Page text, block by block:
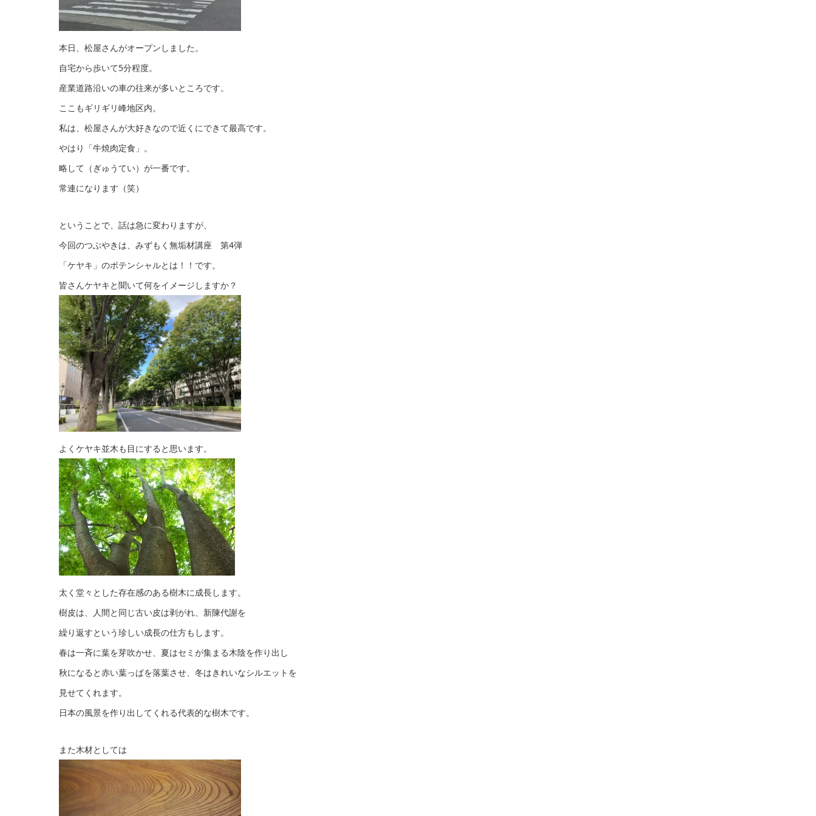
本日、松屋さんがオープンしました。
自宅から歩いて5分程度。
産業道路沿いの車の往来が多いところです。
ここもギリギリ峰地区内。
私は、松屋さんが大好きなので近くにできて最高です。
やはり「牛焼肉定食」。
略して（ぎゅうてい）が一番です。
常連になります（笑）
ということで、話は急に変わりますが、
今回のつぶやきは、みずもく無垢材講座 第4弾
「ケヤキ」のポテンシャルとは！！です。
皆さんケヤキと聞いて何をイメージしますか？
よくケヤキ並木も目にすると思います。
太く堂々とした存在感のある樹木に成長します。
樹皮は、人間と同じ古い皮は剥がれ、新陳代謝を
繰り返すという珍しい成長の仕方もします。
春は一斉に葉を芽吹かせ、夏はセミが集まる木陰を作り出し
秋になると赤い葉っぱを落葉させ、冬はきれいなシルエットを
見せてくれます。
日本の風景を作り出してくれる代表的な樹木です。
また木材としては